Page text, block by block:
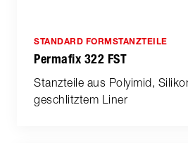
STANDARD FORMSTANZTEILE
Permafix 322 FST
Stanzteile aus Polyimid,
geschlitztem Liner